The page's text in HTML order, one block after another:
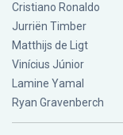
Cristiano Ronaldo
Jurriën Timber
Matthijs de Ligt
Vinícius Júnior
Lamine Yamal
Ryan Gravenberch